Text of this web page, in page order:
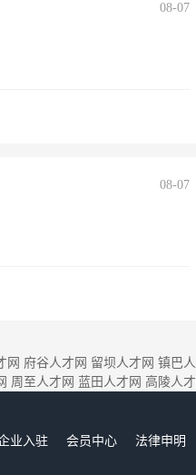
08-07
08-07
网 府谷人才网 留坝人才网 镇巴
周至人才网 蓝田人才网 高陵人
业入驻 会员中心
法律申明